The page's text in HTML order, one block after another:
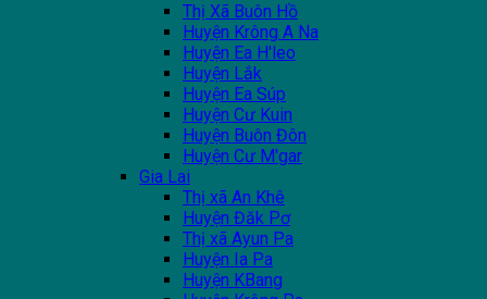
Thị Xã Buôn Hồ
Huyện Krông A Na
Huyện Ea H'leo
Huyện Lắk
Huyện Ea Súp
Huyện Cư Kuin
Huyện Buôn Đôn
Huyện Cư M'gar
Gia Lai
Thị xã An Khê
Huyện Đăk Pơ
Thị xã Ayun Pa
Huyện Ia Pa
Huyện KBang